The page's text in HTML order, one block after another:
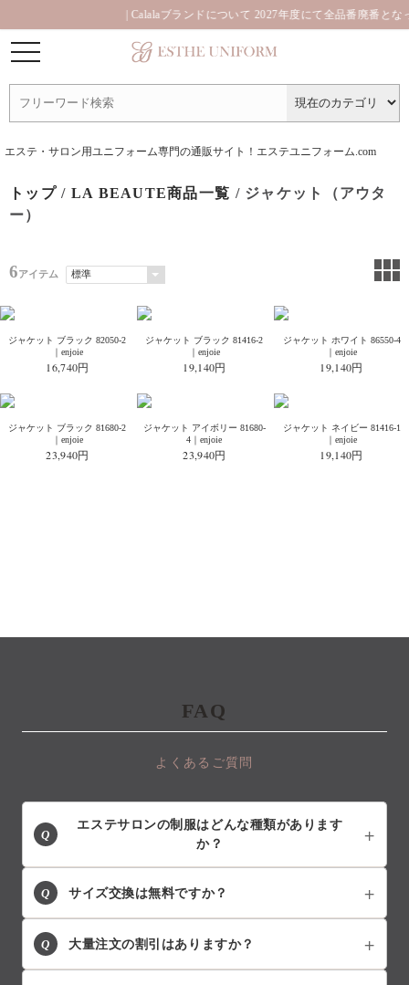
| Calalaブランドについて 2027年度にて全品番廃番となっ
エステ・サロン用ユニフォーム専門の通販サイト！エステユニフォーム.com
トップ/ LA BEAUTE商品一覧 / ジャケット（アウタ
ー）
6アイテム
ジャケット ブラック 82050-2
｜enjoie
16,740円
ジャケット ブラック 81416-2
｜enjoie
19,140円
ジャケット ホワイト 86550-4
｜enjoie
19,140円
ジャケット ブラック 81680-2
｜enjoie
23,940円
ジャケット アイボリー 81680-
4｜enjoie
23,940円
ジャケット ネイビー 81416-1
｜enjoie
19,140円
FAQ
よくあるご質問
Q
エステサロンの制服はどんな種類があります
か？
Q サイズ交換は無料ですか？
Q 大量注文の割引はありますか？